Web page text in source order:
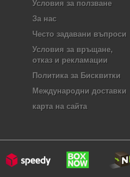
Условия за ползване
За нас
Често задавани въпроси
Условия за връщане,
отказ и рекламации
Политика за Бисквитки
Международни доставки
карта на сайта